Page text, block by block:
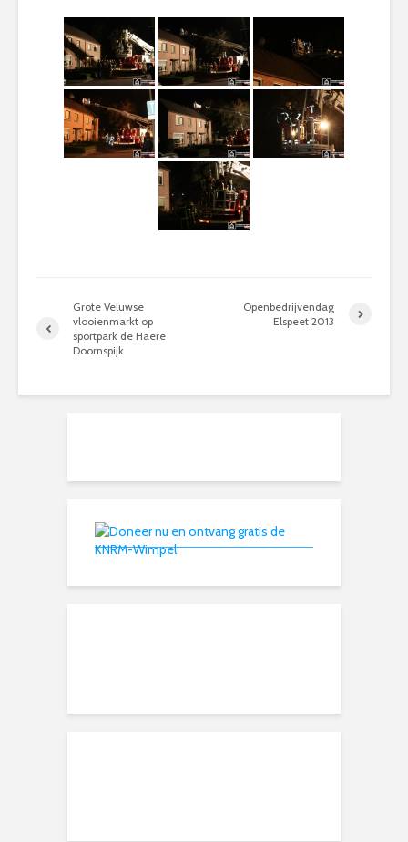
Grote Veluwse
vlooienmarkt op
sportpark de Haere
Doornspijk
Openbedrijvendag
Elspeet 2013